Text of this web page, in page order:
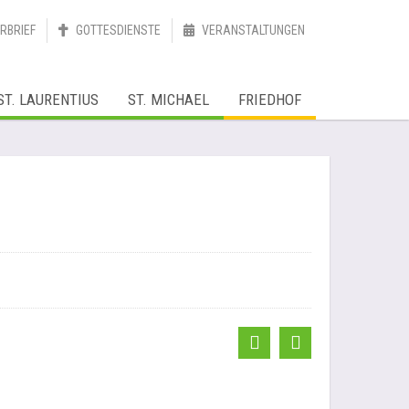
GOTTESDIENSTE VERANSTALTUNGEN
LAURENTIUS ST. MICHAEL FRIEDHOF